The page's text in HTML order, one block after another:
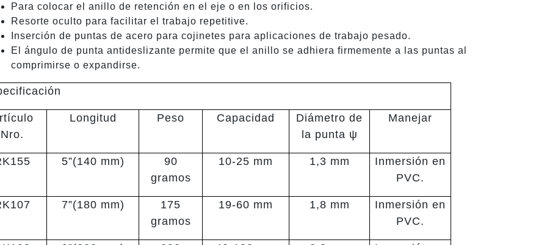
Para colocar el anillo de retención en el eje o en los orificios.
Resorte oculto para facilitar el trabajo repetitive.
Inserción de puntas de acero para cojinetes para aplicaciones de trabajo pesado.
El ángulo de punta antideslizante permite que el anillo se adhiera firmemente a las puntas al
comprimirse o expandirse.
Nro.
Longitud Peso Capacidad
Diámetro de
la punta ψ
Manejar
5”(140 mm)
90
gramos
10-25 mm 1,3 mm
Inmersión en
PVC.
7”(180 mm)
175
gramos
19-60 mm 1,8 mm
Inmersión en
PVC.